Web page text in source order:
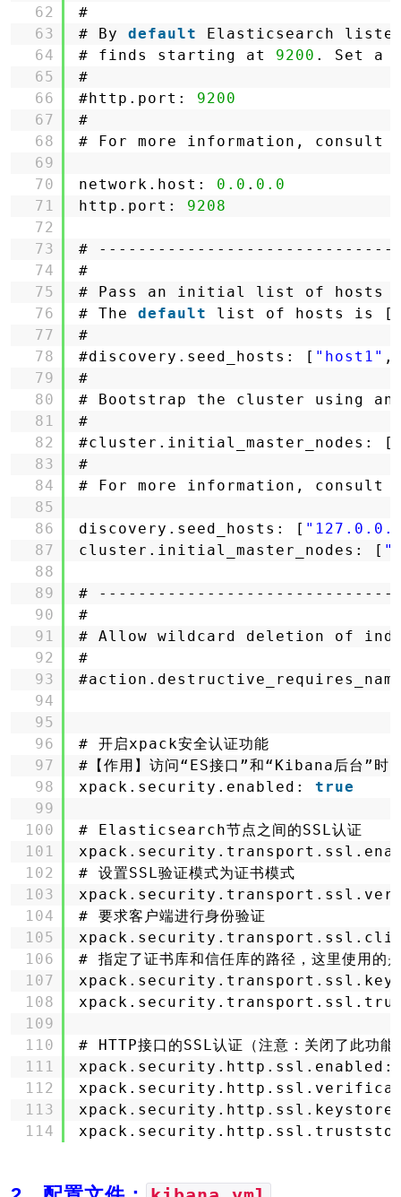
62
63
64
65
66
67
68
69
70
71
72
73
74
75
76
77
78
79
80
81
82
83
84
85
86
87
88
89
90
91
92
93
94
95
96
97
98
99
100
101
102
103
104
105
106
107
108
109
110
111
112
113
114
#
# By default
Elasticsearch
# finds starting at 9200 . Set a
#
#http.port: 9200
#
# For more information, consult
network.host: 0.0 . 0.0
http.port: 9208
#
#
# Pass an initial list of hosts
# The default list of hosts is [
#
#discovery.seed_hosts: [ "host1"
#
# Bootstrap the cluster using
#
#cluster.initial_master_nodes: [
#
# For more information, consult
discovery.seed_hosts: [
cluster.initial_master_nodes: [
#
#
# Allow wildcard deletion of
#
# 开启xpack安全认证功能
#【作用】访问“ES接口”和“Kibana后台”时
xpack.security.enabled: true
# Elasticsearch节点之间的SSL认证
# 设置SSL验证模式为证书模式
# 要求客户端进行身份验证
# 指定了证书库和信任库的路径，这里
# HTTP接口的SSL认证（注意：关闭了此功能